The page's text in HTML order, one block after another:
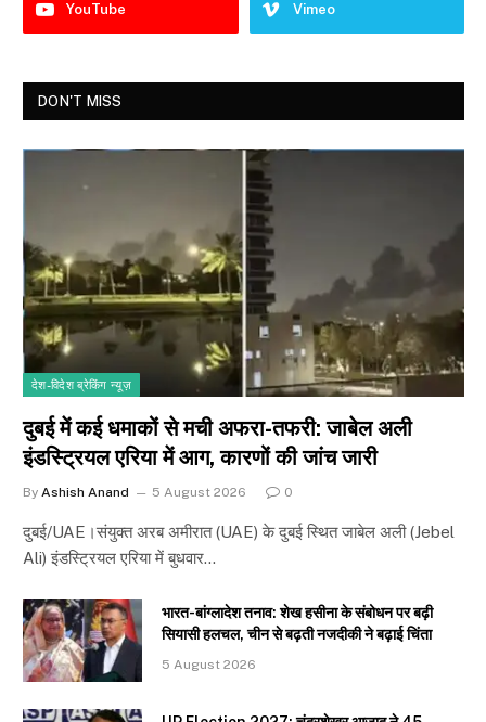
YouTube Vimeo
DON'T MISS
देश-विदेश ब्रेकिंग न्यूज़
दुबई में कई धमाकों से मची अफरा-तफरी: जाबेल अली
इंडस्ट्रियल एरिया में आग, कारणों की जांच जारी
By Ashish Anand 5 August 2026 0
दुबई/UAE।संयुक्त अरब अमीरात (UAE) के दुबई स्थित जाबेल अली (Jebel
Ali) इंडस्ट्रियल एरिया में बुधवार…
भारत-बांग्लादेश तनाव: शेख हसीना के संबोधन पर बढ़ी
सियासी हलचल, चीन से बढ़ती नजदीकी ने बढ़ाई चिंता
5 August 2026